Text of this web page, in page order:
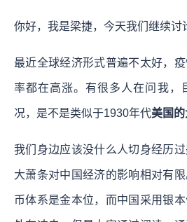
你好，我是梁捷，今天我们继续讨
最近全球经济形式普遍不太好，
率都在高涨。有很多人在问我，
况，是不是类似于1930年代美国
我们身边应该没什么人切身经历
大萧条对中国经济的影响相对有
币体系是金本位，而中国采用银